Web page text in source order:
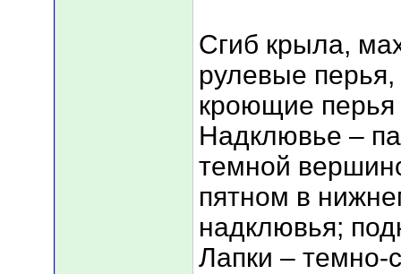
Сгиб крыла,
рулевые
кроющие перья
Надклювье –
темной
пятном в
надклювья;
Лапки – темно-